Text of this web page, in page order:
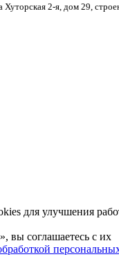
Хуторская 2-я, дом 29,
для улучшения
вы соглашаетесь с их